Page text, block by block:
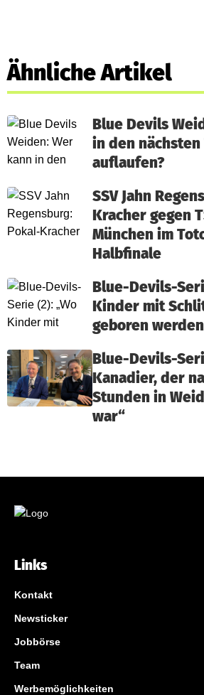
Ähnliche Artikel
Blue Devils
in den nächsten
auflaufen?
SSV Jahn
Kracher gegen
München im
Halbfinale
Blue-Devils-
Kinder mit
geboren
Blue-Devils-
Kanadier, der
Stunden in
war“
Links
Kontakt
Newsticker
Jobbörse
Team
Werbemöglichkeiten